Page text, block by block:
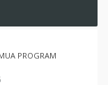
PROGRAM